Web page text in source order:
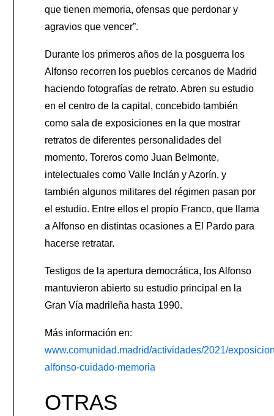
que tienen memoria, ofensas que perdonar y
agravios que vencer”.
Durante los primeros años de la posguerra los
Alfonso recorren los pueblos cercanos de Madrid
haciendo fotografías de retrato. Abren su estudio
en el centro de la capital, concebido también
como sala de exposiciones en la que mostrar
retratos de diferentes personalidades del
momento. Toreros como Juan Belmonte,
intelectuales como Valle Inclán y Azorín, y
también algunos militares del régimen pasan por
el estudio. Entre ellos el propio Franco, que llama
a Alfonso en distintas ocasiones a El Pardo para
hacerse retratar.
Testigos de la apertura democrática, los Alfonso
mantuvieron abierto su estudio principal en la
Gran Vía madrileña hasta 1990.
Más información en:
www.comunidad.madrid/actividades/2021/
alfonso-cuidado-memoria
OTRAS